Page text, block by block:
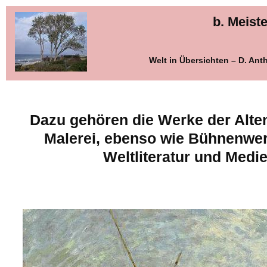
b.
Welt in Übersichten – D.
Dazu gehören die Werke der
Malerei, ebenso wie
Weltliteratur und